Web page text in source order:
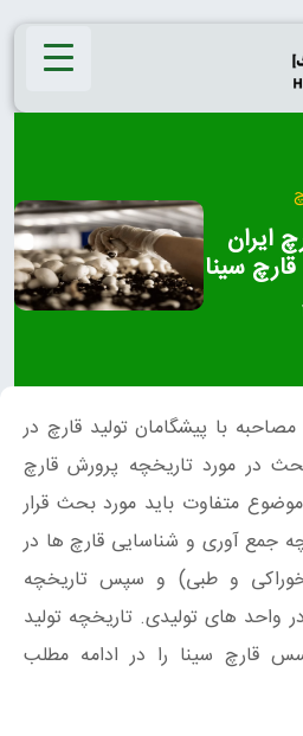
ایران
سینا
مصاحبه با پیشگامان تولید قارچ در
در مورد تاریخچه پرورش قارچ
متفاوت باید مورد بحث قرار
جمع آوری و شناسایی قارچ ها در
و طبی) و سپس تاریخچه
واحد های تولیدی. تاریخچه تولید
قارچ سینا را در ادامه مطلب